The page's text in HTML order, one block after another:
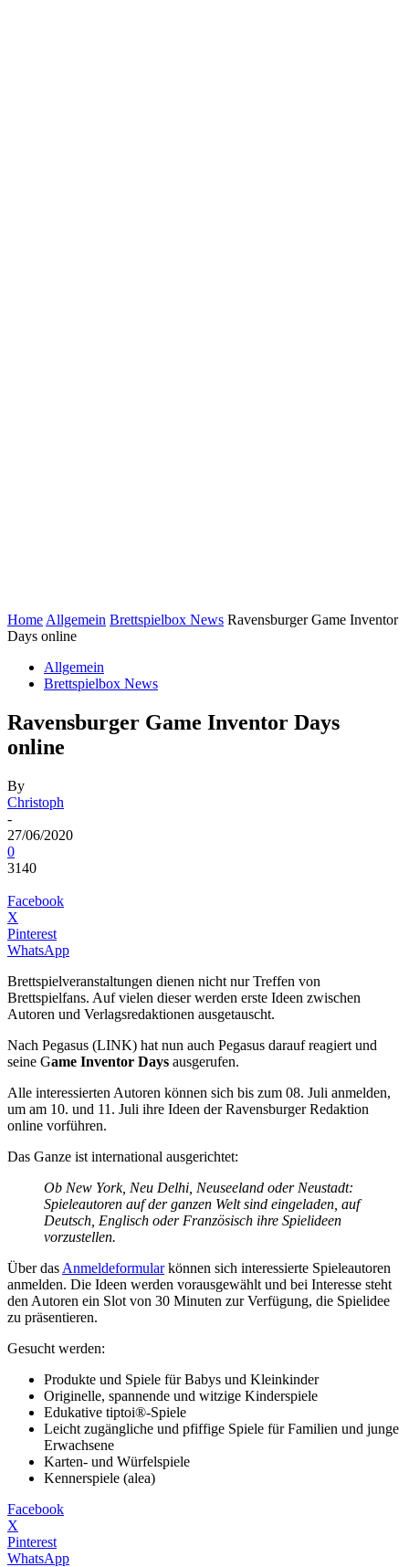
Home Allgemein Brettspielbox News Ravensburger Game Inventor
Days online
Allgemein
Brettspielbox News
Ravensburger Game Inventor Days
online
By
Christoph
-
27/06/2020
0
3140
Facebook
X
Pinterest
WhatsApp
Brettspielveranstaltungen dienen nicht nur Treffen von
Brettspielfans. Auf vielen dieser werden erste Ideen zwischen
Autoren und Verlagsredaktionen ausgetauscht.
Nach Pegasus (LINK) hat nun auch Pegasus darauf reagiert und
seine Game Inventor Days ausgerufen.
Alle interessierten Autoren können sich bis zum 08. Juli anmelden,
um am 10. und 11. Juli ihre Ideen der Ravensburger Redaktion
online vorführen.
Das Ganze ist international ausgerichtet:
Ob New York, Neu Delhi, Neuseeland oder Neustadt:
Spieleautoren auf der ganzen Welt sind eingeladen, auf
Deutsch, Englisch oder Französisch ihre Spielideen
vorzustellen.
Über das Anmeldeformularkönnen sich interessierte Spieleautoren
anmelden. Die Ideen werden vorausgewählt und bei Interesse steht
den Autoren ein Slot von 30 Minuten zur Verfügung, die Spielidee
zu präsentieren.
Gesucht werden:
Produkte und Spiele für Babys und Kleinkinder
Originelle, spannende und witzige Kinderspiele
Edukative tiptoi®-Spiele
Leicht zugängliche und pfiffige Spiele für Familien und junge
Erwachsene
Karten- und Würfelspiele
Kennerspiele (alea)
Facebook
X
Pinterest
WhatsApp